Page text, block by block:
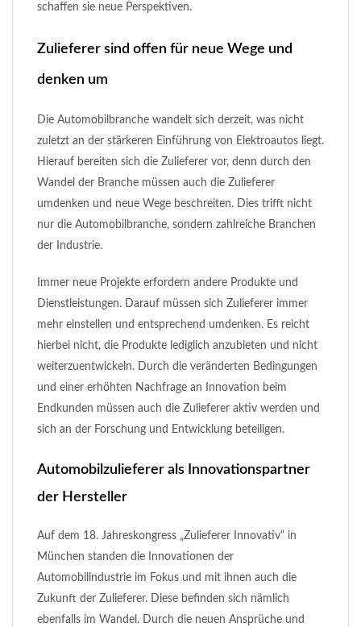
schaffen sie neue Perspektiven.
Zulieferer sind offen für neue Wege und
denken um
Die Automobilbranche wandelt sich derzeit, was nicht
zuletzt an der stärkeren Einführung von Elektroautos liegt.
Hierauf bereiten sich die Zulieferer vor, denn durch den
Wandel der Branche müssen auch die Zulieferer
umdenken und neue Wege beschreiten. Dies trifft nicht
nur die Automobilbranche, sondern zahlreiche Branchen
der Industrie.
Immer neue Projekte erfordern andere Produkte und
Dienstleistungen. Darauf müssen sich Zulieferer immer
mehr einstellen und entsprechend umdenken. Es reicht
hierbei nicht, die Produkte lediglich anzubieten und nicht
weiterzuentwickeln. Durch die veränderten Bedingungen
und einer erhöhten Nachfrage an Innovation beim
Endkunden müssen auch die Zulieferer aktiv werden und
sich an der Forschung und Entwicklung beteiligen.
Automobilzulieferer als Innovationspartner
der Hersteller
Auf dem 18. Jahreskongress „Zulieferer Innovativ“ in
München standen die Innovationen der
Automobilindustrie im Fokus und mit ihnen auch die
Zukunft der Zulieferer. Diese befinden sich nämlich
ebenfalls im Wandel. Durch die neuen Ansprüche und